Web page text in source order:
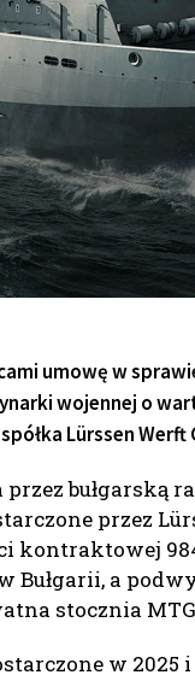
umowę w
wojennej o
Lürssen Werft
bułgarską
przez
kontraktowej
Bułgarii, a
stocznia MTG
w 2025 i